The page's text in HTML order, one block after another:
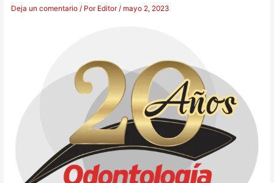
Deja un comentario / Por Editor/ mayo 2, 2023